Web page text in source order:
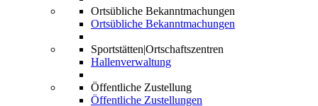
Ortsübliche Bekanntmachungen
Ortsübliche Bekanntmachungen
Sportstätten|Ortschaftszentren
Hallenverwaltung
Öffentliche Zustellung
Öffentliche Zustellungen